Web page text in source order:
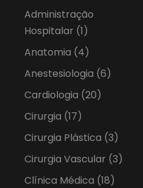
Administração
Hospitalar (1)
Anatomia (4)
Anestesiologia (6)
Cardiologia (20)
Cirurgia (17)
Cirurgia Plástica (3)
Cirurgia Vascular (3)
Clínica Médica (18)